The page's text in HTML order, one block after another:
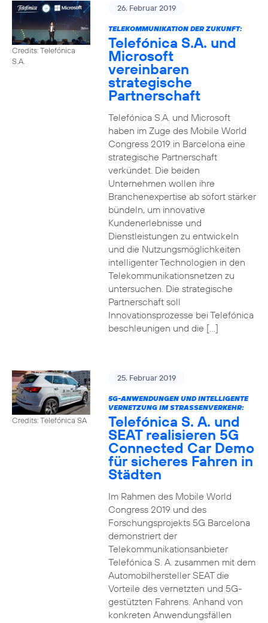
Credits: Telefónica
S.A.
26. Februar 2019
TELEKOMMUNIKATION DER ZUKUNFT:
Telefónica S.A. und
Microsoft
vereinbaren
strategische
Partnerschaft
Telefónica S.A. und Microsoft
haben im Zuge des Mobile World
Congress 2019 in Barcelona eine
strategische Partnerschaft
verkündet. Die beiden
Unternehmen wollen ihre
Branchenexpertise ab sofort stärker
bündeln, um innovative
Kundenerlebnisse und
Dienstleistungen zu entwickeln
und die Nutzungsmöglichkeiten
intelligenter Technologien in den
Telekommunikationsnetzen zu
untersuchen. Die strategische
Partnerschaft soll
Innovationsprozesse bei Telefónica
beschleunigen und die […]
Credits: Telefónica SA
25. Februar 2019
5G-ANWENDUNGEN UND INTELLIGENTE
VERNETZUNG IM STRASSENVERKEHR:
Telefónica S. A. und
SEAT realisieren 5G
Connected Car Demo
für sicheres Fahren in
Städten
Im Rahmen des Mobile World
Congress 2019 und des
Forschungsprojekts 5G Barcelona
demonstriert der
Telekommunikationsanbieter
Telefónica S. A. zusammen mit dem
Automobilhersteller SEAT die
Vorteile des vernetzten und 5G-
gestützten Fahrens. Anhand von
konkreten Anwendungsfällen